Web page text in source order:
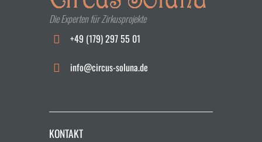
Die Experten für Zirkusprojekte
+49 (179) 297 55 01
info@circus-soluna.de
KONTAKT